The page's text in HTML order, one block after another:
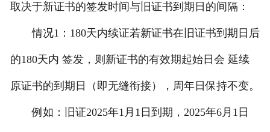
取决于新证书的签发时间与旧证书到期日的间隔：
情况1：180天内续证若新证书在旧证书到期日后
的180天内 签发，则新证书的有效期起始日会 延续
原证书的到期日（即无缝衔接），周年日保持不变。
例如：旧证2025年1月1日到期，2025年6月1日